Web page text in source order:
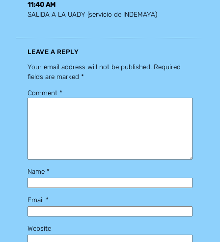
11:40 AM
SALIDA A LA UADY (servicio de INDEMAYA)
LEAVE A REPLY
Your email address will not be published. Required
fields are marked *
Comment *
Name *
Email *
Website